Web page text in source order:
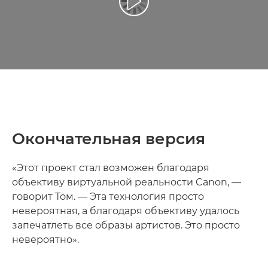
Воспроизведение видео
Окончательная версия
«Этот проект стал возможен благодаря
объективу виртуальной реальности Canon, —
говорит Том. — Эта технология просто
невероятная, а благодаря объективу удалось
запечатлеть все образы артистов. Это просто
невероятно».